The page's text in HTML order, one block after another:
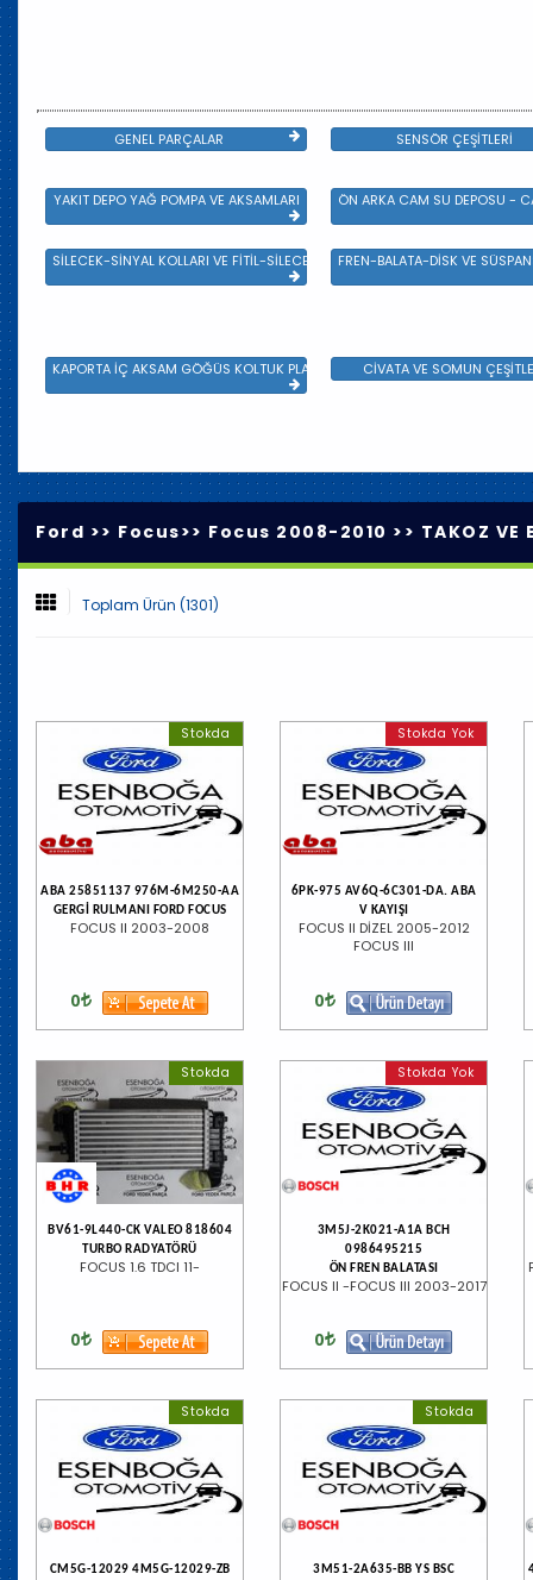
GENEL PARÇALAR SENSÖR ÇEŞİTLERİ
YAKIT DEPO YAĞ POMPA VE AKSAMLARI ÖN ARKA CAM SU DEPOSU -
SİLECEK-SİNYAL KOLLARI VE FİTİL-SİLECEK ÇEŞİTLERİFREN-BALATA-DİSK VE
KAPORTA İÇ AKSAM GÖĞÜS KOLTUK PLASTİK VE SAC AKSAM
CİVATA VE SOMUN
Ford >> Focus>> Focus 2008-2010 >> TAKOZ VE
Toplam Ürün (1301)
Stokda
ABA 25851137 976M-6M250-AA
GERGİ RULMANI FORD FOCUS
FOCUS II 2003-2008
0
Stokda Yok
6PK-975 AV6Q-6C301-DA. ABA
V KAYIŞI
FOCUS II DİZEL 2005-2012
FOCUS III
0
Stokda
BV61-9L440-CK VALEO 818604
TURBO RADYATÖRÜ
FOCUS 1.6 TDCI 11-
0
Stokda Yok
3M5J-2K021-A1A BCH
0986495215
ÖN FREN BALATASI
FOCUS II -FOCUS III 2003-2017
0
Stokda
CM5G-12029 4M5G-12029-ZB
Stokda
3M51-2A635-BB YS BSC